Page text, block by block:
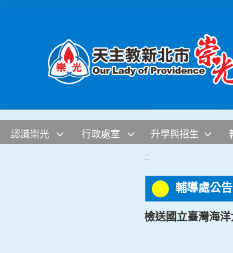
認識崇光 行政處室 升學與招生
:::
輔導處公告
檢送國立臺灣海